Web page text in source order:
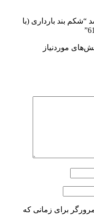
“شکم بند بارداری (با
موردنیاز
برای زمانی که